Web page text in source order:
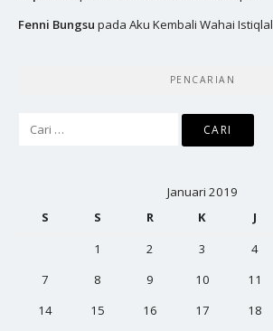
Fenni Bungsu pada Aku Kembali Wahai Istiqlal
PENCARIAN
Januari 2019
S
S R K J
1
2 3 4
7
8 9 10 11
14
15 16 17 18